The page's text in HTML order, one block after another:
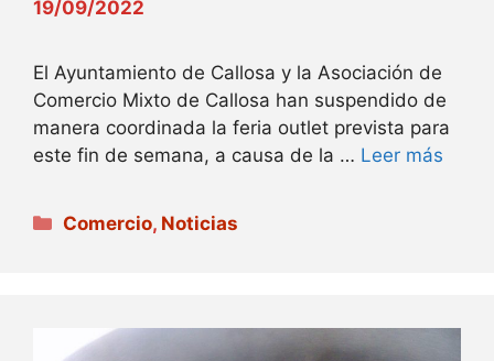
19/09/2022
El Ayuntamiento de Callosa y la Asociación de
Comercio Mixto de Callosa han suspendido de
manera coordinada la feria outlet prevista para
este fin de semana, a causa de la … Leer más
Categorías
Comercio, Noticias